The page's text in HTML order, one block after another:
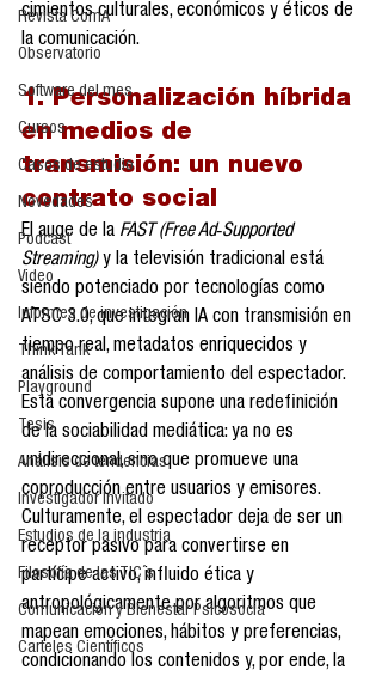
Revista ComA
Observatorio
Software del mes
Cursos
Casos de estudio
Novedades
Podcast
Video
Informes de investigación
Think Tank
Playground
Tesis
Análisis de tendencias
Investigador Invitado
Estudios de la industria
Filosofía de las TIC´s
Comunicación y Bienestar Psicosocia
Carteles Científicos
cimientos culturales, económicos y éticos de
la comunicación.
1. Personalización híbrida
en medios de
transmisión: un nuevo
contrato social
El auge de la FAST (Free Ad‑Supported
Streaming) y la televisión tradicional está
siendo potenciado por tecnologías como
ATSC 3.0, que integran IA con transmisión en
tiempo real, metadatos enriquecidos y
análisis de comportamiento del espectador.
Esta convergencia supone una redefinición
de la sociabilidad mediática: ya no es
unidireccional, sino que promueve una
coproducción entre usuarios y emisores.
Culturamente, el espectador deja de ser un
receptor pasivo para convertirse en
partícipe activo, influido ética y
antropológicamente por algoritmos que
mapean emociones, hábitos y preferencias,
condicionando los contenidos y, por ende, la